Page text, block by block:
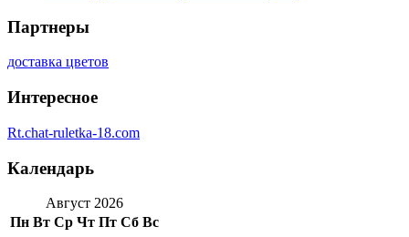
Партнеры
доставка цветов
Интересное
Rt.chat-ruletka-18.com
Календарь
Август 2026
Пн Вт Ср Чт Пт Сб Вс